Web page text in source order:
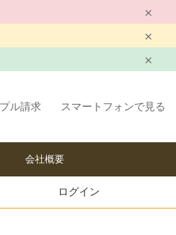
ル請求 スマートフォンで見る
会社概要
ログイン